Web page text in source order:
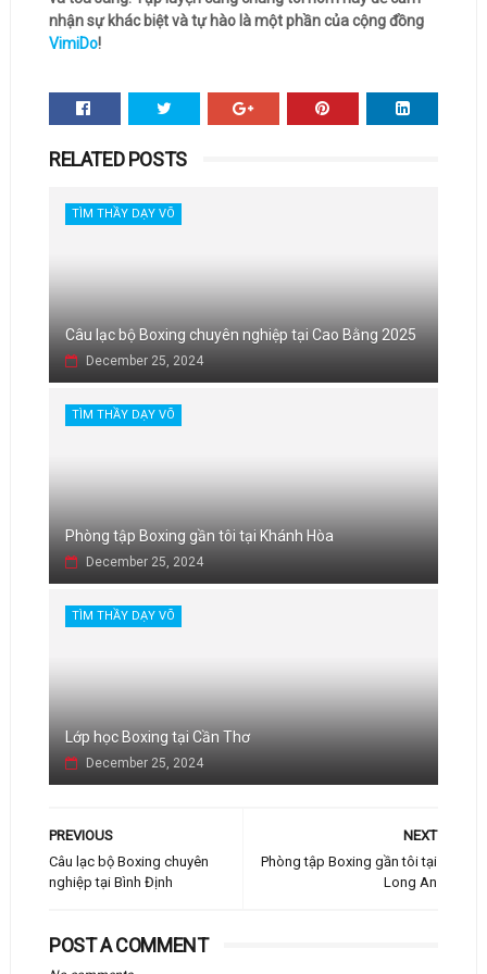
nhận sự khác biệt và tự hào là một phần của cộng đồng
VimiDo!
RELATED POSTS
TÌM THẦY DẠY VÕ
Câu lạc bộ Boxing chuyên nghiệp tại Cao Bằng 2025
December 25, 2024
TÌM THẦY DẠY VÕ
Phòng tập Boxing gần tôi tại Khánh Hòa
December 25, 2024
TÌM THẦY DẠY VÕ
Lớp học Boxing tại Cần Thơ
December 25, 2024
NEXT
Phòng tập Boxing gần tôi tại
Long An
PREVIOUS
Câu lạc bộ Boxing chuyên
nghiệp tại Bình Định
POST A COMMENT